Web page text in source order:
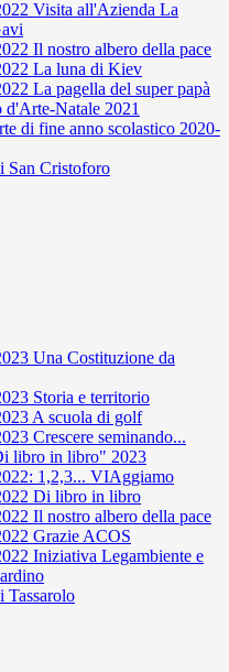
Visita all'Azienda La
Il nostro albero della pace
La luna di Kiev
La pagella del super papà
d'Arte-Natale 2021
di fine anno scolastico 2020-
San Cristoforo
Una Costituzione da
Storia e territorio
A scuola di golf
Crescere seminando...
libro in libro" 2023
1,2,3... VIAggiamo
Di libro in libro
Il nostro albero della pace
Grazie ACOS
Iniziativa Legambiente e
Tassarolo